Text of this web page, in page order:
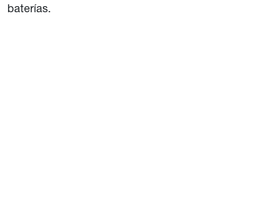
baterías.